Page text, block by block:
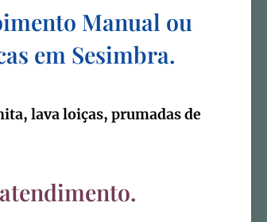
Manual ou
em Sesimbra.
lava loiças, prumadas de